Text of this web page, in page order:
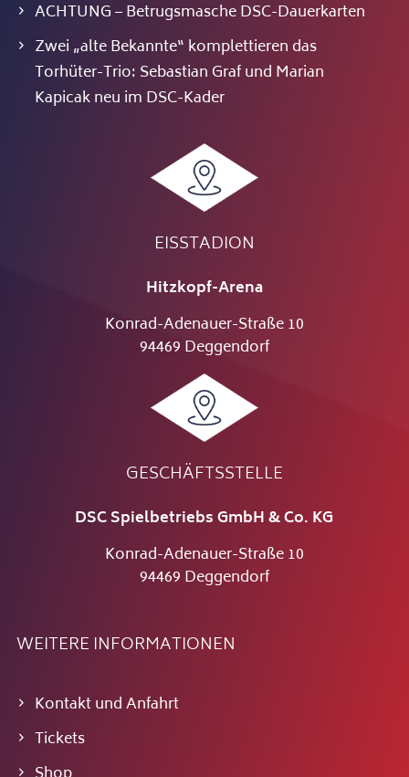
ACHTUNG – Betrugsmasche DSC-Dauerkarten
Zwei „alte Bekannte“ komplettieren das
Torhüter-Trio: Sebastian Graf und Marian
Kapicak neu im DSC-Kader
EISSTADION
Hitzkopf-Arena
Konrad-Adenauer-Straße 10
94469 Deggendorf
GESCHÄFTSSTELLE
DSC Spielbetriebs GmbH & Co. KG
Konrad-Adenauer-Straße 10
94469 Deggendorf
WEITERE INFORMATIONEN
Kontakt und Anfahrt
Tickets